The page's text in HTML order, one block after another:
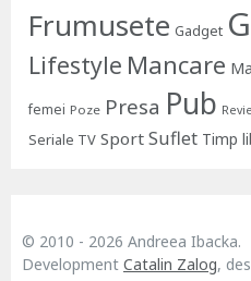
Frumusete Gadget
Lifestyle Mancare
femei Poze Presa Pub
Seriale TV Sport Suflet Timp
© 2010 - 2026 Andreea Ibacka.
Development Catalin Zalog,